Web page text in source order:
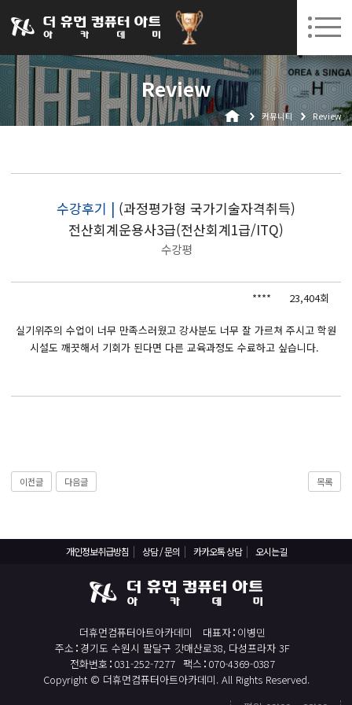
031-252-7277 수원캠퍼스 개강 08. 18.(화)
로그인 회원가입 고객센터
Review
커뮤니티 Review
수강후기 | (과정평가형 국가기술자격취득)
전산회계운용사3급(전산회계1급/ITQ)
수강평
**** 23,404회
실기위주의 수업이 너무 만족스러웠고 강사분도 너무 잘 가르쳐 주시고 학원
시설도 깨끗해서 기회가 된다면 다른 교육과정도 수료하고 싶습니다.
이전글 다음글 목록
개인정보취급방침 상담 / 문의 카카오톡 상담 오시는길
더휴먼컴퓨터아트아카데미 대표자 이병민
주소 경기도 수원시 팔달구 갓매산로38, 다성프라자 3F
전화번호 031-252-7277 팩스 070-4369-0387
Copyright © 더휴먼컴퓨터아트아카데미. All Rights Reserved.
아카데미소개
인사말
오시는길
국비지원 무료교육
BIM 건축설계 및 실내건축설계(캐드(CAD),맥스(MAX),레빗(REVIT))실무자 양성과정
React, Veu 프레임워크 기반 프론트엔드 개발 양성 지원
전산세무회계 자격취득과정[전산회계1급/전산세무2급/FAT1급/TAT2급]
직업상담사 2급 (필기+실기) 자격증 취득과정
일러스트 자격증 취득과정(GTQi 1급)
전산회계 1급 / FAT 1급 자격증 취득과정
전산세무 2급 / TAT 2급 자격증 취득과정